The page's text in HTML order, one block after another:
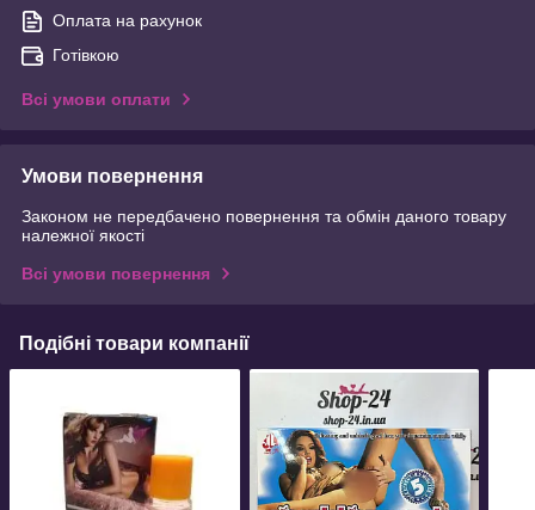
Оплата на рахунок
Готівкою
Всі умови оплати
Умови повернення
Законом не передбачено повернення та обмін даного товару
належної якості
Всі умови повернення
Подібні товари компанії